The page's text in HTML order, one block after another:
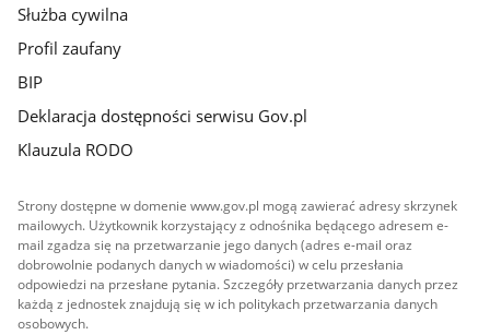
Służba cywilna
Profil zaufany
BIP
Deklaracja dostępności serwisu Gov.pl
Klauzula RODO
Strony dostępne w domenie www.gov.pl mogą zawierać adresy skrzynek
mailowych. Użytkownik korzystający z odnośnika będącego adresem e-
mail zgadza się na przetwarzanie jego danych (adres e-mail oraz
dobrowolnie podanych danych w wiadomości) w celu przesłania
odpowiedzi na przesłane pytania. Szczegóły przetwarzania danych przez
każdą z jednostek znajdują się w ich politykach przetwarzania danych
osobowych.